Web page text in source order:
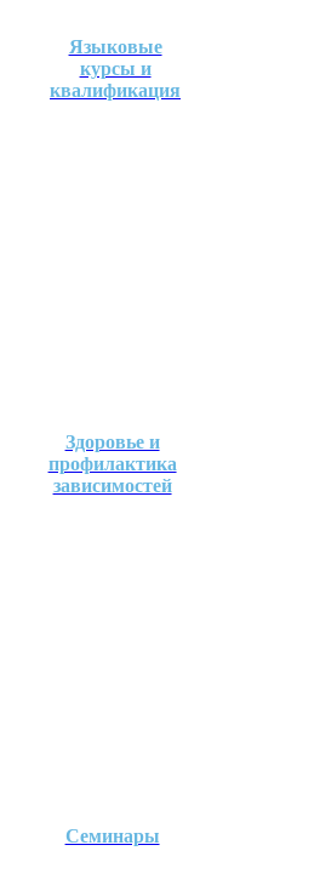
Языковые
курсы и
квалификация
Здоровье и
профилактика
зависимостей
Семинары